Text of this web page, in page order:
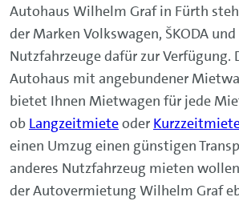
Autohaus Wilhelm Graf in Fürth
der Marken Volkswagen, ŠKODA
Nutzfahrzeuge dafür zur Verfügung.
Autohaus mit angebundener
bietet Ihnen Mietwagen für jede
ob Langzeitmieteoder
einen Umzug einen günstigen
anderes Nutzfahrzeug mieten
der Autovermietung Wilhelm Graf